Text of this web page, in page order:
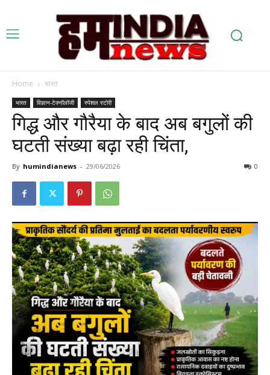
Home भारत
भारत विज्ञान-टेक्नॉलॉजी स्पेशल स्टोरी
गिद्ध और गौरैया के बाद अब बगुलों की
घटती संख्या बढ़ा रही चिंता,
By humindianews - 29/06/2026 0